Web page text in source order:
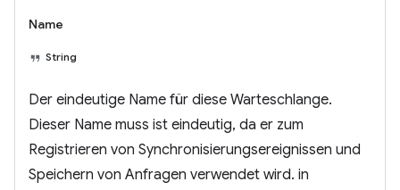
Name
String
Der eindeutige Name für diese Warteschlange.
Dieser Name muss ist eindeutig, da er zum
Registrieren von Synchronisierungsereignissen und
Speichern von Anfragen verwendet wird. in